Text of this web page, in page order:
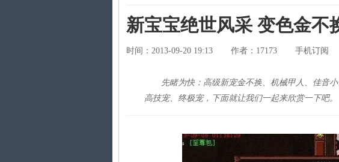
新宝宝绝世风采 变色金不
时间：2013-09-20 19:13 作者： 17173 手机订阅
先睹为快：高级新宠金不换、机械甲人、佳音
高技宠、终极宠，下面就让我们一起来欣赏一下吧。